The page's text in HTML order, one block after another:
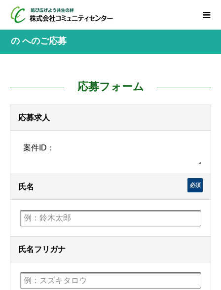
の へのご応募
応募フォーム
応募求人
氏名 必須
氏名フリガナ